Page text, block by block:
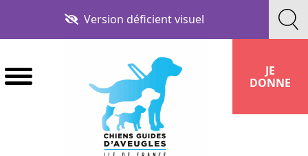
la
contenu
Version déficient visuel
JE
DONNE